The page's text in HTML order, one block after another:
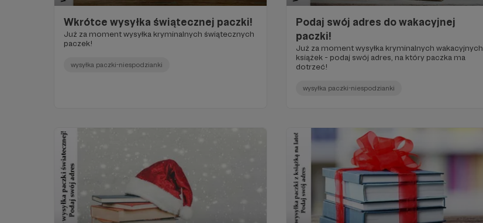
Wkrótce wysyłka świątecznej paczki!
Już za moment wysyłka kryminalnych świątecznych
paczek!
wysyłka paczki-niespodzianki
Podaj swój adres do wakacyjnej
paczki!
Już za moment wysyłka kryminalnych wakacyjnych
książek - podaj swój adres, na który paczka ma
dotrzeć!
wysyłka paczki-niespodzianki